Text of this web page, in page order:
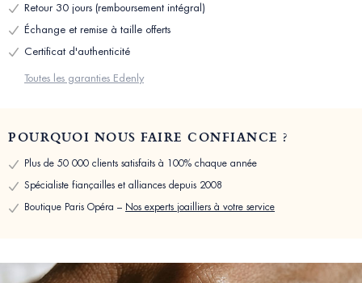
Retour 30 jours (remboursement intégral)
Échange et remise à taille offerts
Certificat d'authenticité
Toutes les garanties Edenly
POURQUOI NOUS FAIRE CONFIANCE ?
Plus de 50 000 clients satisfaits à 100% chaque année
Spécialiste fiançailles et alliances depuis 2008
Boutique Paris Opéra – Nos experts joailliers à votre service